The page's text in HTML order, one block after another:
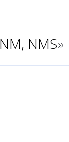
NM, NMS»